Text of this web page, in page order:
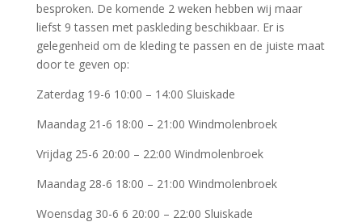
besproken. De komende 2 weken hebben wij maar
liefst 9 tassen met paskleding beschikbaar. Er is
gelegenheid om de kleding te passen en de juiste maat
door te geven op:
Zaterdag 19-6 10:00 – 14:00 Sluiskade
Maandag 21-6 18:00 – 21:00 Windmolenbroek
Vrijdag 25-6 20:00 – 22:00 Windmolenbroek
Maandag 28-6 18:00 – 21:00 Windmolenbroek
Woensdag 30-6 6 20:00 – 22:00 Sluiskade